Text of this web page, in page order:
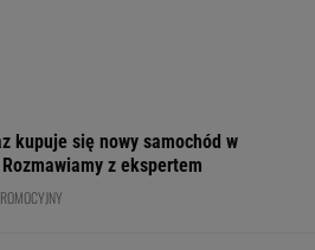
kupuje się nowy samochód w
z ekspertem